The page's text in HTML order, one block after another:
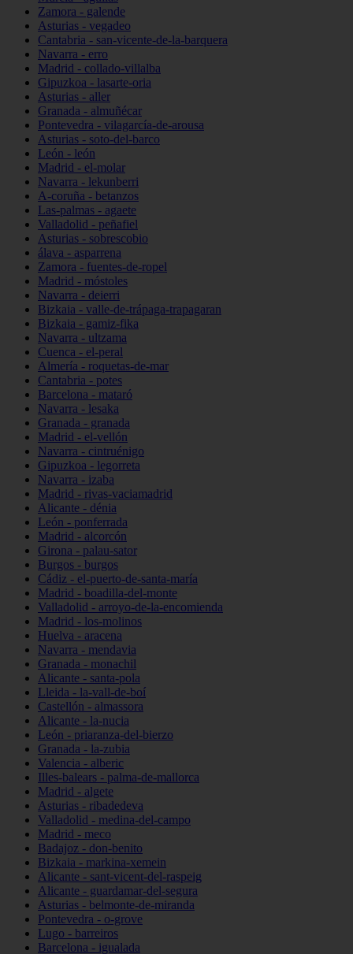
Zamora - galende
Asturias - vegadeo
Cantabria - san-vicente-de-la-barquera
Navarra - erro
Madrid - collado-villalba
Gipuzkoa - lasarte-oria
Asturias - aller
Granada - almuñécar
Pontevedra - vilagarcía-de-arousa
Asturias - soto-del-barco
León - león
Madrid - el-molar
Navarra - lekunberri
A-coruña - betanzos
Las-palmas - agaete
Valladolid - peñafiel
Asturias - sobrescobio
álava - asparrena
Zamora - fuentes-de-ropel
Madrid - móstoles
Navarra - deierri
Bizkaia - valle-de-trápaga-trapagaran
Bizkaia - gamiz-fika
Navarra - ultzama
Cuenca - el-peral
Almería - roquetas-de-mar
Cantabria - potes
Barcelona - mataró
Navarra - lesaka
Granada - granada
Madrid - el-vellón
Navarra - cintruénigo
Gipuzkoa - legorreta
Navarra - izaba
Madrid - rivas-vaciamadrid
Alicante - dénia
León - ponferrada
Madrid - alcorcón
Girona - palau-sator
Burgos - burgos
Cádiz - el-puerto-de-santa-maría
Madrid - boadilla-del-monte
Valladolid - arroyo-de-la-encomienda
Madrid - los-molinos
Huelva - aracena
Navarra - mendavia
Granada - monachil
Alicante - santa-pola
Lleida - la-vall-de-boí
Castellón - almassora
Alicante - la-nucia
León - priaranza-del-bierzo
Granada - la-zubia
Valencia - alberic
Illes-balears - palma-de-mallorca
Madrid - algete
Asturias - ribadedeva
Valladolid - medina-del-campo
Madrid - meco
Badajoz - don-benito
Bizkaia - markina-xemein
Alicante - sant-vicent-del-raspeig
Alicante - guardamar-del-segura
Asturias - belmonte-de-miranda
Pontevedra - o-grove
Lugo - barreiros
Barcelona - igualada